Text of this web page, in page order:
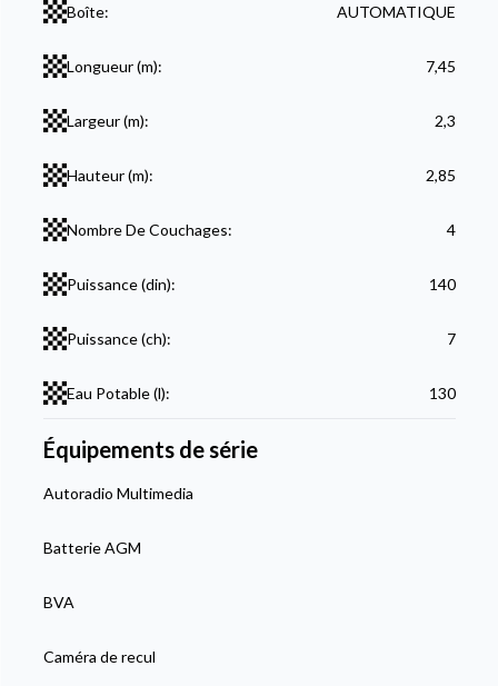
Boîte: AUTOMATIQUE
Longueur (m): 7,45
Largeur (m): 2,3
Hauteur (m): 2,85
Nombre De Couchages: 4
Puissance (din): 140
Puissance (ch): 7
Eau Potable (l): 130
Équipements de série
Autoradio Multimedia
Batterie AGM
BVA
Caméra de recul